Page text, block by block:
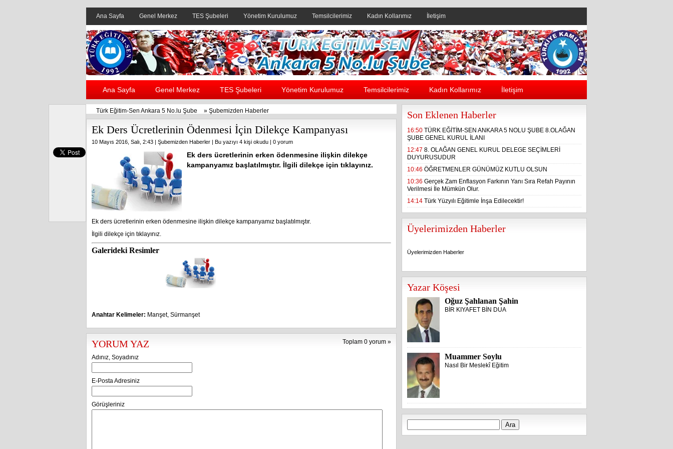
Ana Sayfa Genel Merkez TES Şubeleri Yönetim Kurulumuz Temsilcilerimiz Kadın Kollarımız İletişim
Header yanı reklam alanı
Ana Sayfa Genel Merkez TES Şubeleri Yönetim Kurulumuz Temsilcilerimiz Kadın Kollarımız İletişim
Türk Eğitim-Sen Ankara 5 No.lu Şube » Şubemizden Haberler
Ek Ders Ücretlerinin Ödenmesi İçin Dilekçe Kampanyası
10 Mayıs 2016, Salı, 2:43 | Şubemizden Haberler | Bu yazıyı 4 kişi okudu | 0 yorum
Ek ders ücretlerinin erken ödenmesine ilişkin dilekçe
kampanyamız başlatılmıştır. İlgili dilekçe için tıklayınız.
Ek ders ücretlerinin erken ödenmesine ilişkin dilekçe kampanyamız başlatılmıştır.
İlgili dilekçe için tıklayınız.
Galerideki Resimler
Anahtar Kelimeler: Manşet, Sürmanşet
Toplam 0 yorum »
YORUM YAZ
Adınız, Soyadınız
E-Posta Adresiniz
Görüşleriniz
Son Eklenen Haberler
16:50 TÜRK EĞİTİM-SEN ANKARA 5 NOLU ŞUBE 8.OLAĞAN
ŞUBE GENEL KURUL İLANI
12:47 8. OLAĞAN GENEL KURUL DELEGE SEÇİMLERİ
DUYURUSUDUR
10:46 ÖĞRETMENLER GÜNÜMÜZ KUTLU OLSUN
10:36 Gerçek Zam Enflasyon Farkının Yanı Sıra Refah Payının
Verilmesi İle Mümkün Olur.
14:14 Türk Yüzyılı Eğitimle İnşa Edilecektir!
Üyelerimizden Haberler
Üyelerimizden Haberler
Yazar Köşesi
Oğuz Şahlanan Şahin
BİR KIYAFET BİN DUA
Muammer Soylu
Nasıl Bir Meslekî Eğitim
Arama: